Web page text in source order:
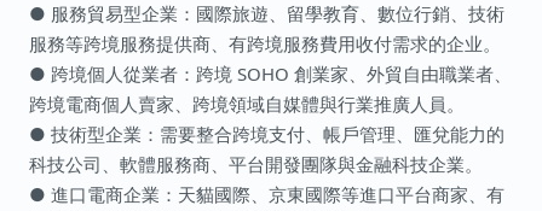
● 服務貿易型企業：國際旅遊、留學教育、數位行銷、技術
服務等跨境服務提供商、有跨境服務費用收付需求的企业。
● 跨境個人從業者：跨境 SOHO 創業家、外貿自由職業者、
跨境電商個人賣家、跨境領域自媒體與行業推廣人員。
● 技術型企業：需要整合跨境支付、帳戶管理、匯兌能力的
科技公司、軟體服務商、平台開發團隊與金融科技企業。
● 進口電商企業：天貓國際、京東國際等進口平台商家、有